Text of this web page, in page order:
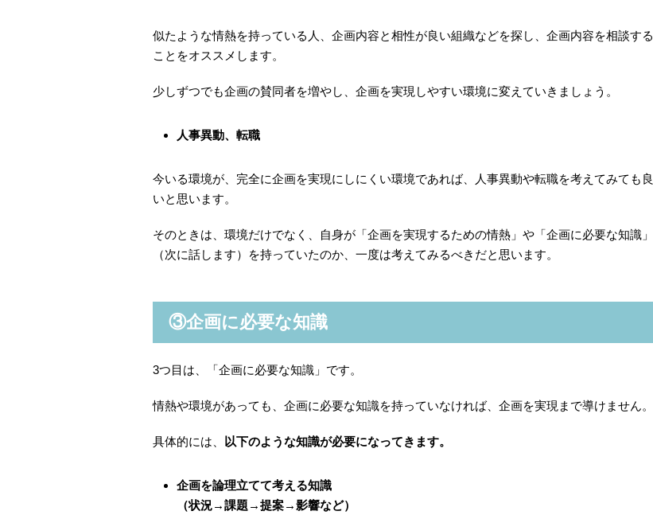
似たような情熱を持っている人、企画内容と相性が良い組織などを探し、企画内容を相談する
ことをオススメします。
少しずつでも企画の賛同者を増やし、企画を実現しやすい環境に変えていきましょう。
人事異動、転職
今いる環境が、完全に企画を実現にしにくい環境であれば、人事異動や転職を考えてみても良
いと思います。
そのときは、環境だけでなく、自身が「企画を実現するための情熱」や「企画に必要な知識」
（次に話します）を持っていたのか、一度は考えてみるべきだと思います。
③企画に必要な知識
3つ目は、「企画に必要な知識」です。
情熱や環境があっても、企画に必要な知識を持っていなければ、企画を実現まで導けません。
具体的には、 以下のような知識が必要になってきます。
企画を論理立てて考える知識
（状況→課題→提案→影響など）